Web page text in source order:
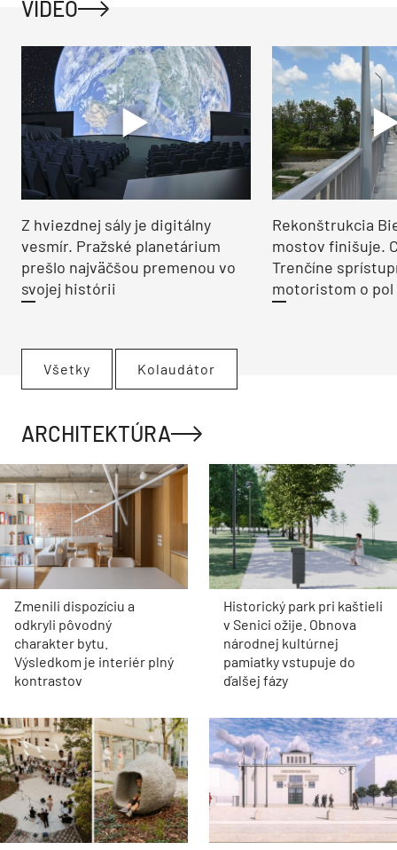
VIDEO
Z hviezdnej sály je digitálny
vesmír. Pražské planetárium
prešlo najväčšou premenou vo
svojej histórii
Rekonštrukcia
mostov finišuje.
Trenčíne
motoristom o pol
Všetky Kolaudátor
ARCHITEKTÚRA
Zmenili dispozíciu a
odkryli pôvodný
charakter bytu.
Výsledkom je interiér plný
kontrastov
Historický park pri kaštieli
v Senici ožije. Obnova
národnej kultúrnej
pamiatky vstupuje do
ďalšej fázy